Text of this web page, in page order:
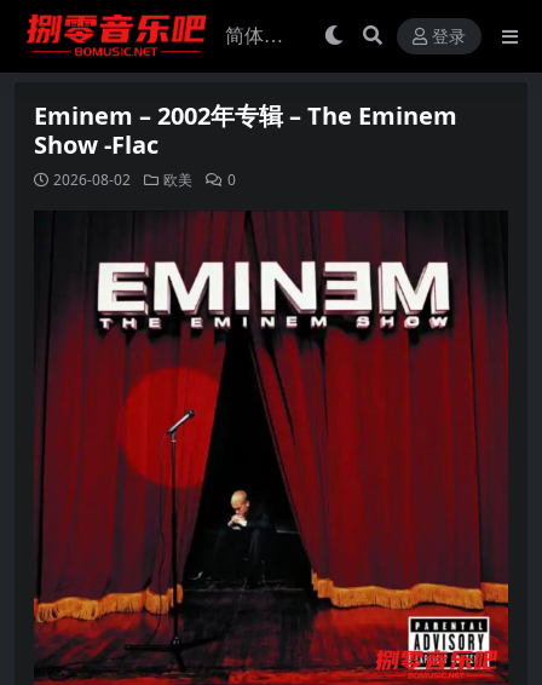
登录
Eminem – 2002年专辑 – The Eminem
Show -Flac
2026-08-02 欧美 0